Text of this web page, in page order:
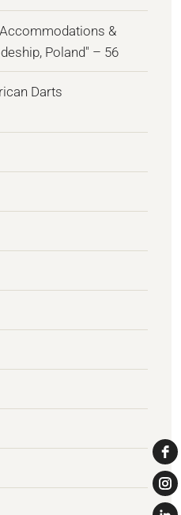
&
Poland" – 56
Darts